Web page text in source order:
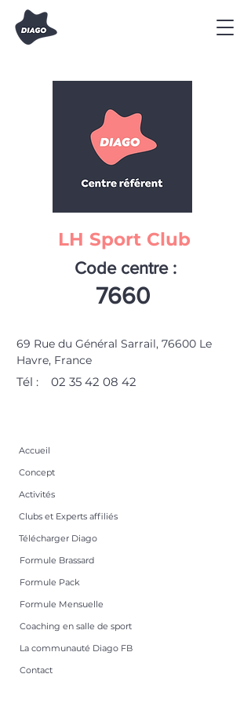
LH Sport Club
Code centre :
7660
69 Rue du Général Sarrail, 76600 Le
Havre, France
Tél : 02 35 42 08 42
Accueil
Concept
Activités
Clubs et Experts affiliés
Télécharger Diago
Formule Brassard
Formule Pack
Formule Mensuelle
Coaching en salle de sport
La communauté Diago FB
Contact